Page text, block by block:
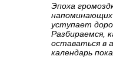
Эпоха
напоминающих
уступает
Разбираемся,
оставаться в
календарь